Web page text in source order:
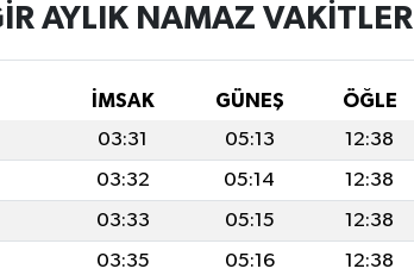
AYLIK NAMAZ VAKITLERI
İMSAK GÜNEŞ ÖĞLE
03:31 05:13 12:38
03:32 05:14 12:38
03:33 05:15 12:38
03:35 05:16 12:38